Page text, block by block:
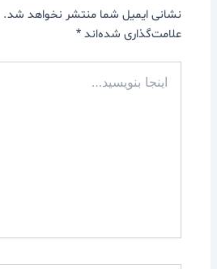
نشانی ایمیل شما منتشر نخواهد شد.
علامت‌گذاری شده‌اند*
بنویسید…